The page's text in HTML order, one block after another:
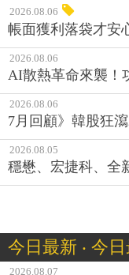
2026.08.06
帳面獲利落袋才安
2026.08.06
AI散熱革命來襲！
2026.08.06
7月回顧》韓股狂
2026.08.05
穩懋、宏捷科、全
今日最新 ‧ 今
2026.08.07